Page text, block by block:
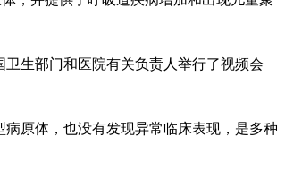
生部门和医院有关负责人举行了视频会
原体，也没有发现异常临床表现，是多种